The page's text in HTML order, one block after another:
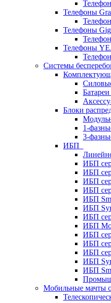
Телефоны
Телефоны
Телефоны
Системы
Блоки
1-
3-
ИБП
ИБП
ИБП
ИБП
ИБП
ИБП
ИБП
ИБП
ИБП
ИБП
ИБП
ИБП
ИБП
ИБП
Мобильные мачты